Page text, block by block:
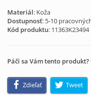
Materiál: Koža
Dostupnosť: 5-10
Kód produktu: 11363K23494
Páči sa Vám tento
Zdieľať Tweet